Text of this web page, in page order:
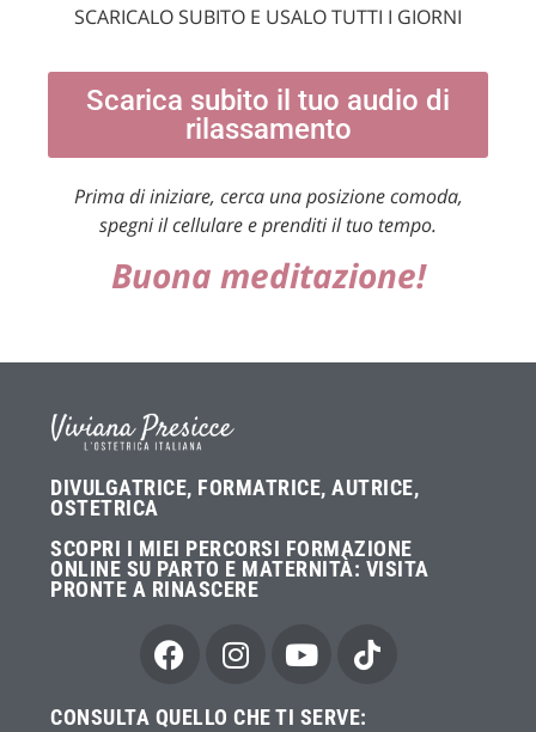
SCARICALO SUBITO E USALO TUTTI I GIORNI
Scarica subito il tuo audio di
rilassamento
Prima di iniziare, cerca una posizione comoda,
spegni il cellulare e prenditi il tuo tempo.
Buona meditazione!
DIVULGATRICE, FORMATRICE, AUTRICE,
OSTETRICA
SCOPRI I MIEI PERCORSI FORMAZIONE
ONLINE SU PARTO E MATERNITÀ: VISITA
PRONTE A RINASCERE
CONSULTA QUELLO CHE TI SERVE: